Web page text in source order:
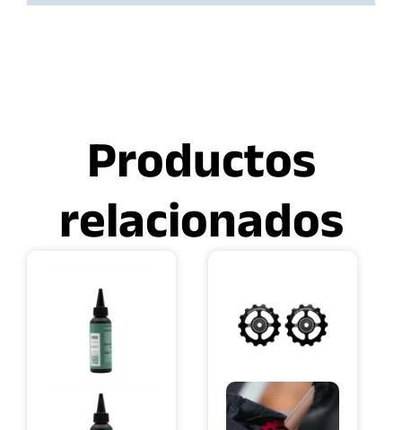
Productos
relacionados